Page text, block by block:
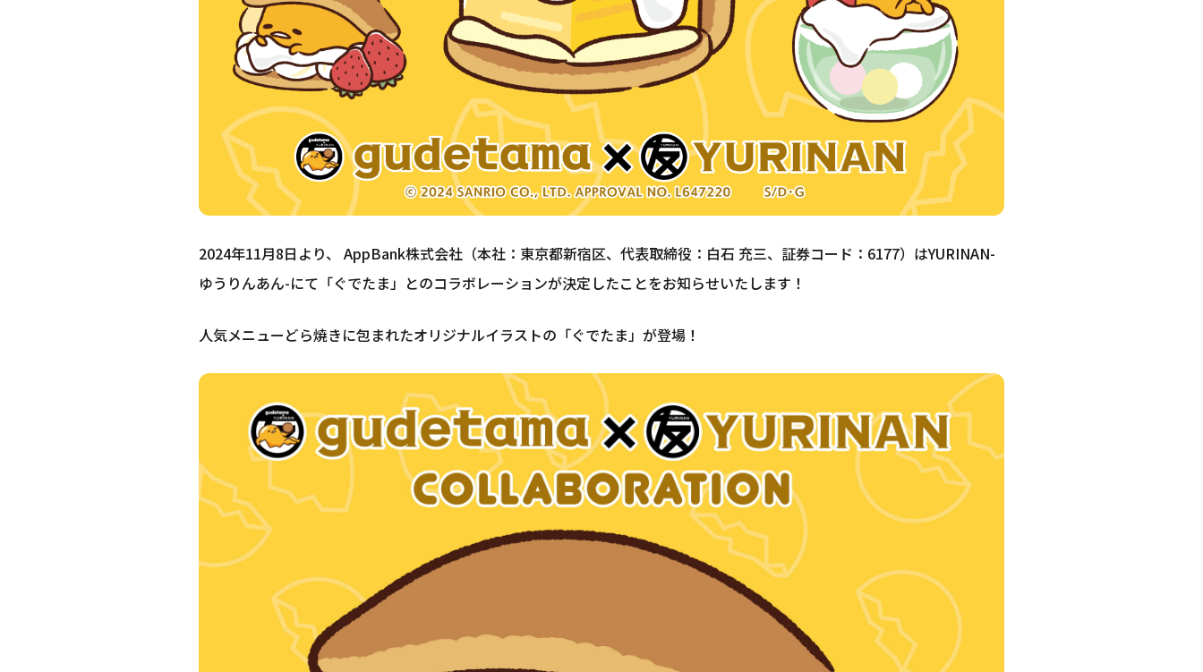
2024年11月8日より、 AppBank株式会社（本社：東京都新宿区、代表取締役：白石 充三、証券コード：6177）はYURINAN-
ゆうりんあん-にて「ぐでたま」とのコラボレーションが決定したことをお知らせいたします！
人気メニューどら焼きに包まれたオリジナルイラストの「ぐでたま」が登場！